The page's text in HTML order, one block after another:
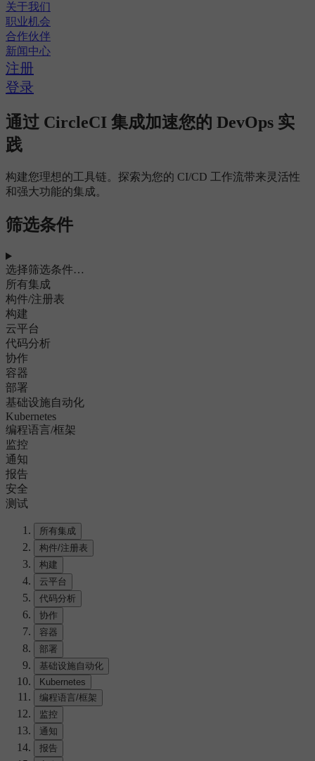
关于我们
职业机会
合作伙伴
新闻中心
注册
登录
通过 CircleCI 集成加速您的 DevOps 实
践
构建您理想的工具链。探索为您的 CI/CD 工作流带来灵活性
和强大功能的集成。
筛选条件
选择筛选条件…
所有集成
构件/注册表
构建
云平台
代码分析
协作
容器
部署
基础设施自动化
Kubernetes
编程语言/框架
监控
通知
报告
安全
测试
所有集成
构件/注册表
构建
云平台
代码分析
协作
容器
部署
基础设施自动化
Kubernetes
编程语言/框架
监控
通知
报告